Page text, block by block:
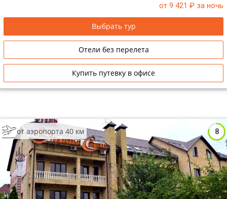
от 9 421 ₽ за ночь
Выбрать тур
Отели без перелета
Купить путевку в офисе
8
от аэропорта 40 км